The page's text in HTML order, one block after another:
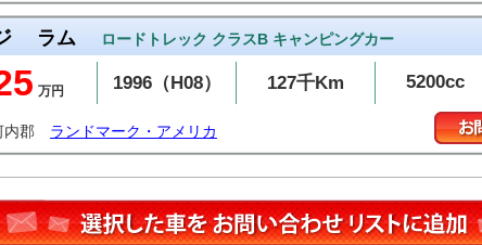
ラム ロードトレック クラスB キャンピングカー
万円 1996（H08） 127千Km 5200cc
内郡 ランドマーク・アメリカ